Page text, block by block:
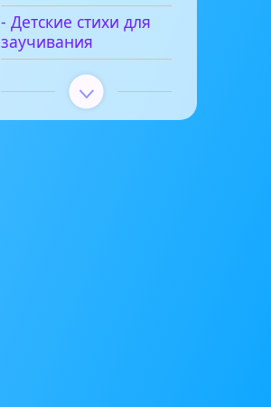
- Детские стихи для
заучивания